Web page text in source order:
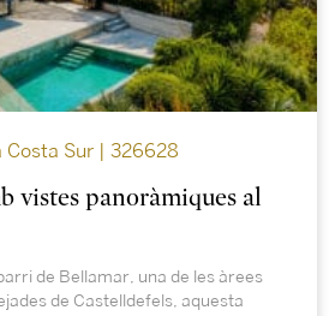
Sur | 326628
vistes panoràmiques al
de Bellamar, una de les àrees
de Castelldefels, aquesta